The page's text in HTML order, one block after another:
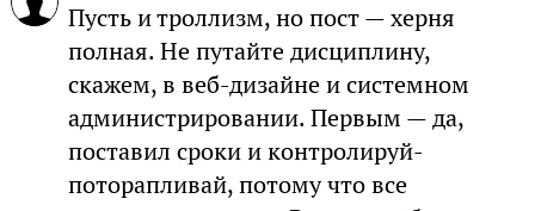
Пусть и троллизм, но пост — херня
полная. Не путайте дисциплину,
скажем, в веб-дизайне и системном
администрировании. Первым — да,
поставил сроки и контролируй-
поторапливай, потому что все